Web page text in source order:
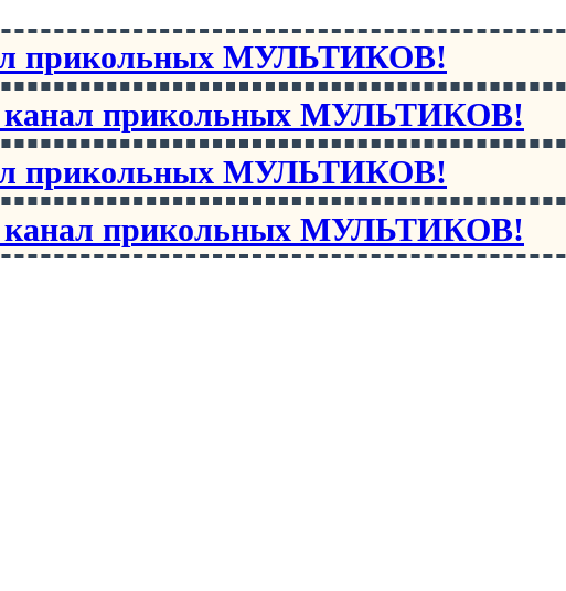
прикольных МУЛЬТИКОВ!
прикольных МУЛЬТИКОВ!
прикольных МУЛЬТИКОВ!
прикольных МУЛЬТИКОВ!